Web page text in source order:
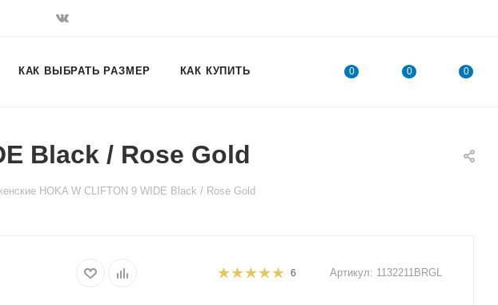
0 0 0
КАК ВЫБРАТЬ РАЗМЕР КАК КУПИТЬ
Black / Rose Gold
HOKA W CLIFTON 9 WIDE Black / Rose Gold
6 Артикул: 1132211BRGL